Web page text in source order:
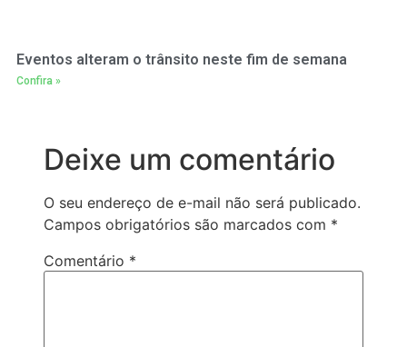
Eventos alteram o trânsito neste fim de semana
Confira »
Deixe um comentário
O seu endereço de e-mail não será publicado.
Campos obrigatórios são marcados com *
Comentário *